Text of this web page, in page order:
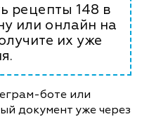
рецепты 148 в
или онлайн на
их уже
боте или
документ уже через